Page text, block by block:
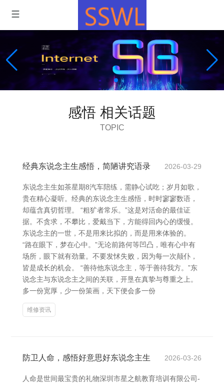
感悟 相关话题
TOPIC
经典东说念主生感悟，简陋讲究语录 2026-03-29
东说念主生如茶星期8汽车陪练，需静心试吃；岁月如歌，
贵在精心凝听。经典的东说念主生感悟，时时寥寥数语，
却蕴含真切哲理。 “粗犷者常乐。”这是对活命的最佳证
据。不贪求，不攀比，爱戴当下，方能得回内心的缓慢。
东说念主的一世，不是用来比拟的，而是用来体验的。
“路在眼下，梦在心中。”无论前路何等凹凸，唯有心中有
场所，眼下就有劲量。不要发怵失败，因为每一次颠仆，
皆是成长的机会。 “善待他东说念主，等于善待我方。”东
说念主与东说念主之间的关联，开垦在真挚与尊重之上。
多一份宽厚，少一份策画，天下便会多一份
维修资讯
防卫人命，感悟好意思好东说念主生 2026-03-26
人命是世间最宝贵的礼物深圳市星之航教育培训有限公司-